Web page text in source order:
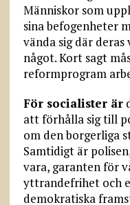
Människor som
sina befogenheter
vända sig där
något. Kort sagt
reformprogram
För socialister är
att förhålla sig till
om den borgerliga
Samtidigt är
vara, garanten för
yttrandefrihet och
demokratiska